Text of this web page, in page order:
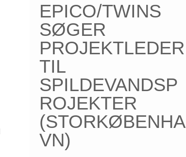
EPICO/TWINS
SØGER
PROJEKTLEDER
TIL
SPILDEVANDSP
ROJEKTER
(STORKØBENHA
VN)